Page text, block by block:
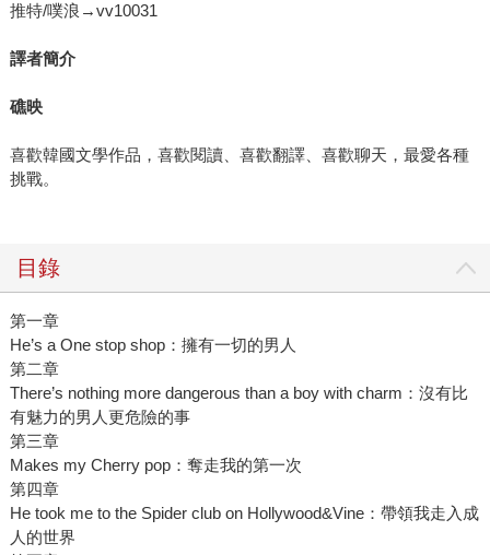
推特/噗浪→vv10031
譯者簡介
礁映
喜歡韓國文學作品，喜歡閱讀、喜歡翻譯、喜歡聊天，最愛各種
挑戰。
目錄
第一章
He’s a One stop shop：擁有一切的男人
第二章
There’s nothing more dangerous than a boy with charm：沒有比
有魅力的男人更危險的事
第三章
Makes my Cherry pop：奪走我的第一次
第四章
He took me to the Spider club on Hollywood&Vine：帶領我走入成
人的世界